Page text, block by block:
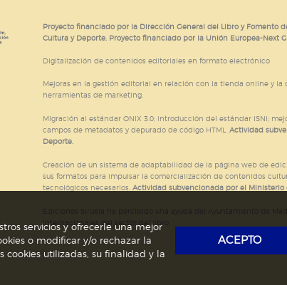
Proyecto financiado por la Dirección General del Libro y Fomento
Cultura y Deporte. Proyecto financiado por la Unión Europea-Next
Digitalización de contenidos editoriales en formato electrónico
Mejoras en la gestión editorial en relación con la tienda online y la
herramientas de marketing.
Migración al estándar ONIX 3.0; introducción del estándar ISNI;
campos de metadatos y depurado de código HTML. Actividad
Deporte.
Creación de un sistema de adaptabilidad de la página web de
sus formatos para impulsar la comercialización de contenidos
tecnológicos necesarios. Actividad subvencionada por el Ministerio
Internacionales del sector del libro.
servicios y ofrecerle una mejor
o modificar y/o rechazar la
utilizadas, su finalidad y la
ACEPTO